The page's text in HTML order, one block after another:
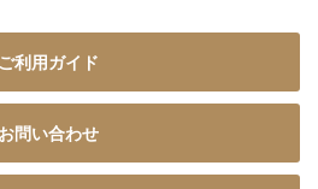
ご利用ガイド
お問い合わせ